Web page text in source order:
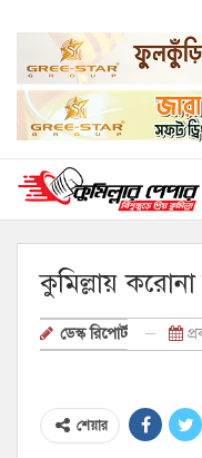
কুমিল্লায়
ডেস্ক রিপোর্ট
শেয়ার